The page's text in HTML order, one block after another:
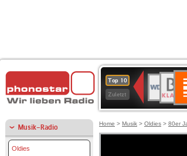
Top 10
Zuletzt
80er
90er
4
BR-
2
Musik-Radio
Oldies
Home > Musik > Oldies > 80er